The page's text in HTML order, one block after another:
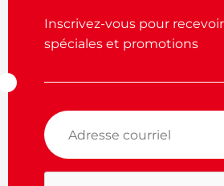
Inscrivez-vous pour
spéciales et promotions
Adresse
courriel